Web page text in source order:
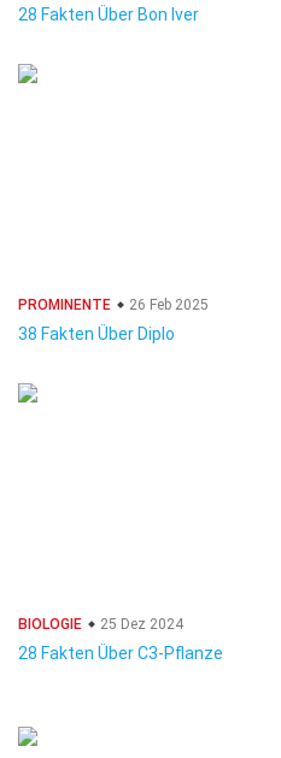
28 Fakten Über Bon Iver
PROMINENTE 26 Feb 2025
38 Fakten Über Diplo
BIOLOGIE 25 Dez 2024
28 Fakten Über C3-Pflanze